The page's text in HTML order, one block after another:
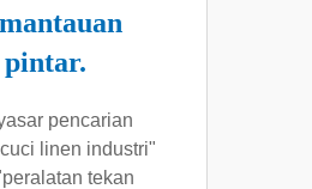
pintar.
pencarian
linen industri"
tekan